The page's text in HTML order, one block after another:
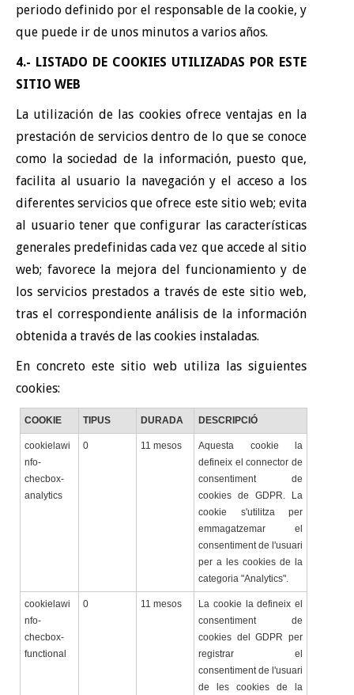
periodo definido por el responsable de la cookie, y
que puede ir de unos minutos a varios años.
4.- LISTADO DE COOKIES UTILIZADAS POR ESTE
SITIO WEB
La utilización de las cookies ofrece ventajas en la
prestación de servicios dentro de lo que se conoce
como la sociedad de la información, puesto que,
facilita al usuario la navegación y el acceso a los
diferentes servicios que ofrece este sitio web; evita
al usuario tener que configurar las características
generales predefinidas cada vez que accede al sitio
web; favorece la mejora del funcionamiento y de
los servicios prestados a través de este sitio web,
tras el correspondiente análisis de la información
obtenida a través de las cookies instaladas.
En concreto este sitio web utiliza las siguientes
cookies:
COOKIE TIPUS DURADA DESCRIPCIÓ
cookielawi
nfo-
checbox-
analytics
0 11 mesos
Aquesta cookie la
defineix el connector de
consentiment de
cookies de GDPR. La
cookie s'utilitza per
emmagatzemar el
consentiment de l'usuari
per a les cookies de la
categoria "Analytics".
cookielawi
nfo-
checbox-
functional
0 11 mesos
La cookie la defineix el
consentiment de
cookies del GDPR per
registrar el
consentiment de l'usuari
de les cookies de la